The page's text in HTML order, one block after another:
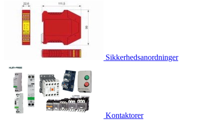
Sikkerhedsanordninger
Kontaktorer